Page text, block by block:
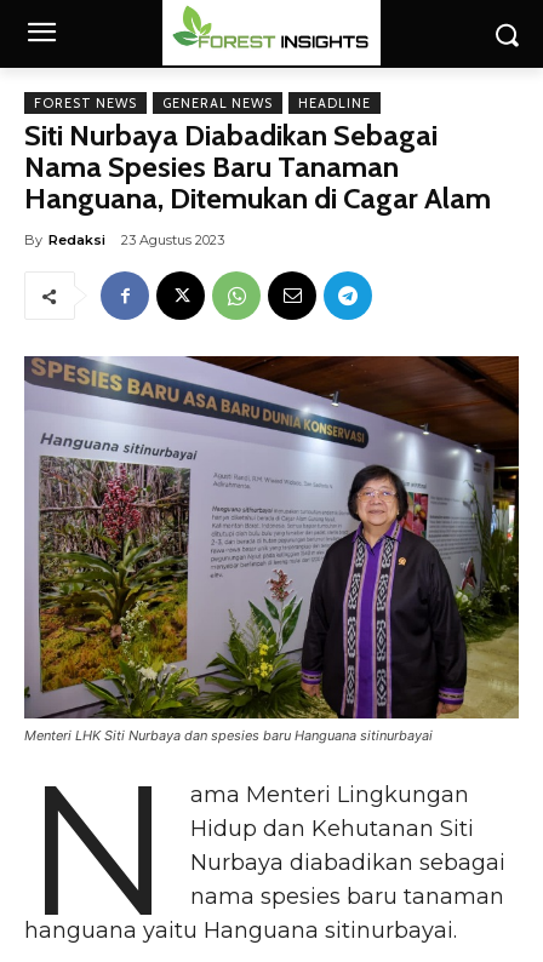
FOREST NEWS GENERAL NEWS HEADLINE
Siti Nurbaya Diabadikan Sebagai
Nama Spesies Baru Tanaman
Hanguana, Ditemukan di Cagar Alam
By Redaksi 23 Agustus 2023
Menteri LHK Siti Nurbaya dan spesies baru Hanguana sitinurbayai
N
ama Menteri Lingkungan
Hidup dan Kehutanan Siti
Nurbaya diabadikan sebagai
nama spesies baru tanaman
hanguana yaitu Hanguana sitinurbayai.